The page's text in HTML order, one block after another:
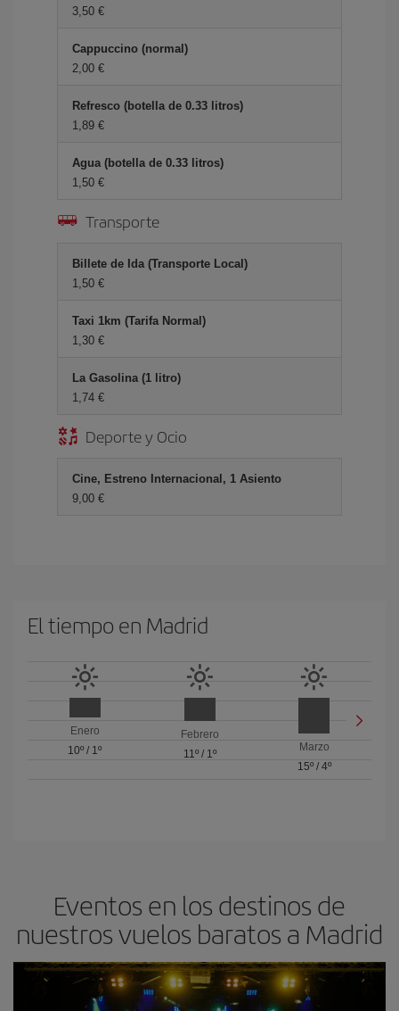
3,50 €
Cappuccino (normal)
2,00 €
Refresco (botella de 0.33 litros)
1,89 €
Agua (botella de 0.33 litros)
1,50 €
Transporte
Billete de Ida (Transporte Local)
1,50 €
Taxi 1km (Tarifa Normal)
1,30 €
La Gasolina (1 litro)
1,74 €
Deporte y Ocio
Cine, Estreno Internacional, 1 Asiento
9,00 €
El tiempo en Madrid
Enero
10º / 1º
Febrero
11º/ 1º
Marzo
15º/ 4º
Eventos en los destinos de
nuestros vuelos baratos a Madrid